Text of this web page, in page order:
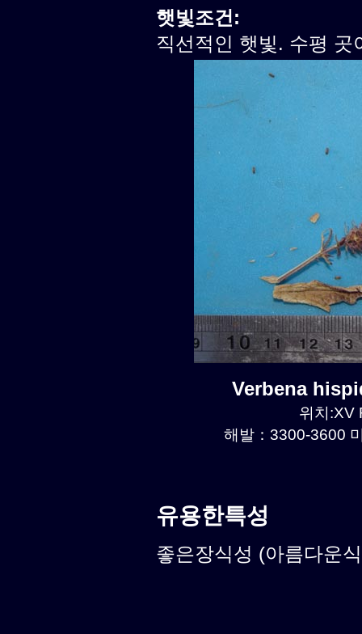
햇빛조건:
직선적인 햇빛. 수평
Verbena
위치:XV
해발：3300-3600
유용한특성
좋은장식성 (아름다운